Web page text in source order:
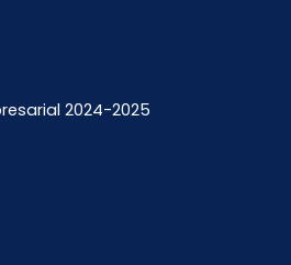
2024-2025